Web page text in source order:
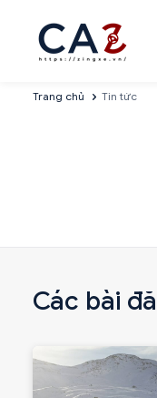
Trang chủ Tin tức
Các bài